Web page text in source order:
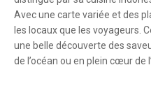
Avec une carte variée et des
les locaux que les voyageurs.
une belle découverte des
de l’océan ou en plein cœur de